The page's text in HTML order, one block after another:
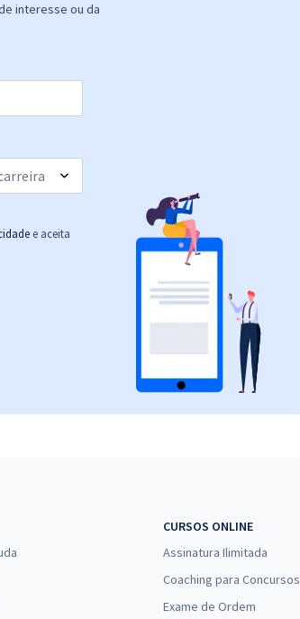
interesse ou da
e aceita
CURSOS ONLINE
Assinatura Ilimitada
Coaching para Concursos
Exame de Ordem